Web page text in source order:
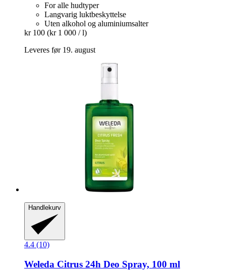
For alle hudtyper
Langvarig luktbeskyttelse
Uten alkohol og aluminiumsalter
kr 100 (kr 1 000 / l)
Leveres før 19. august
Handlekurv
4.4 (10)
Weleda Citrus 24h Deo Spray, 100 ml